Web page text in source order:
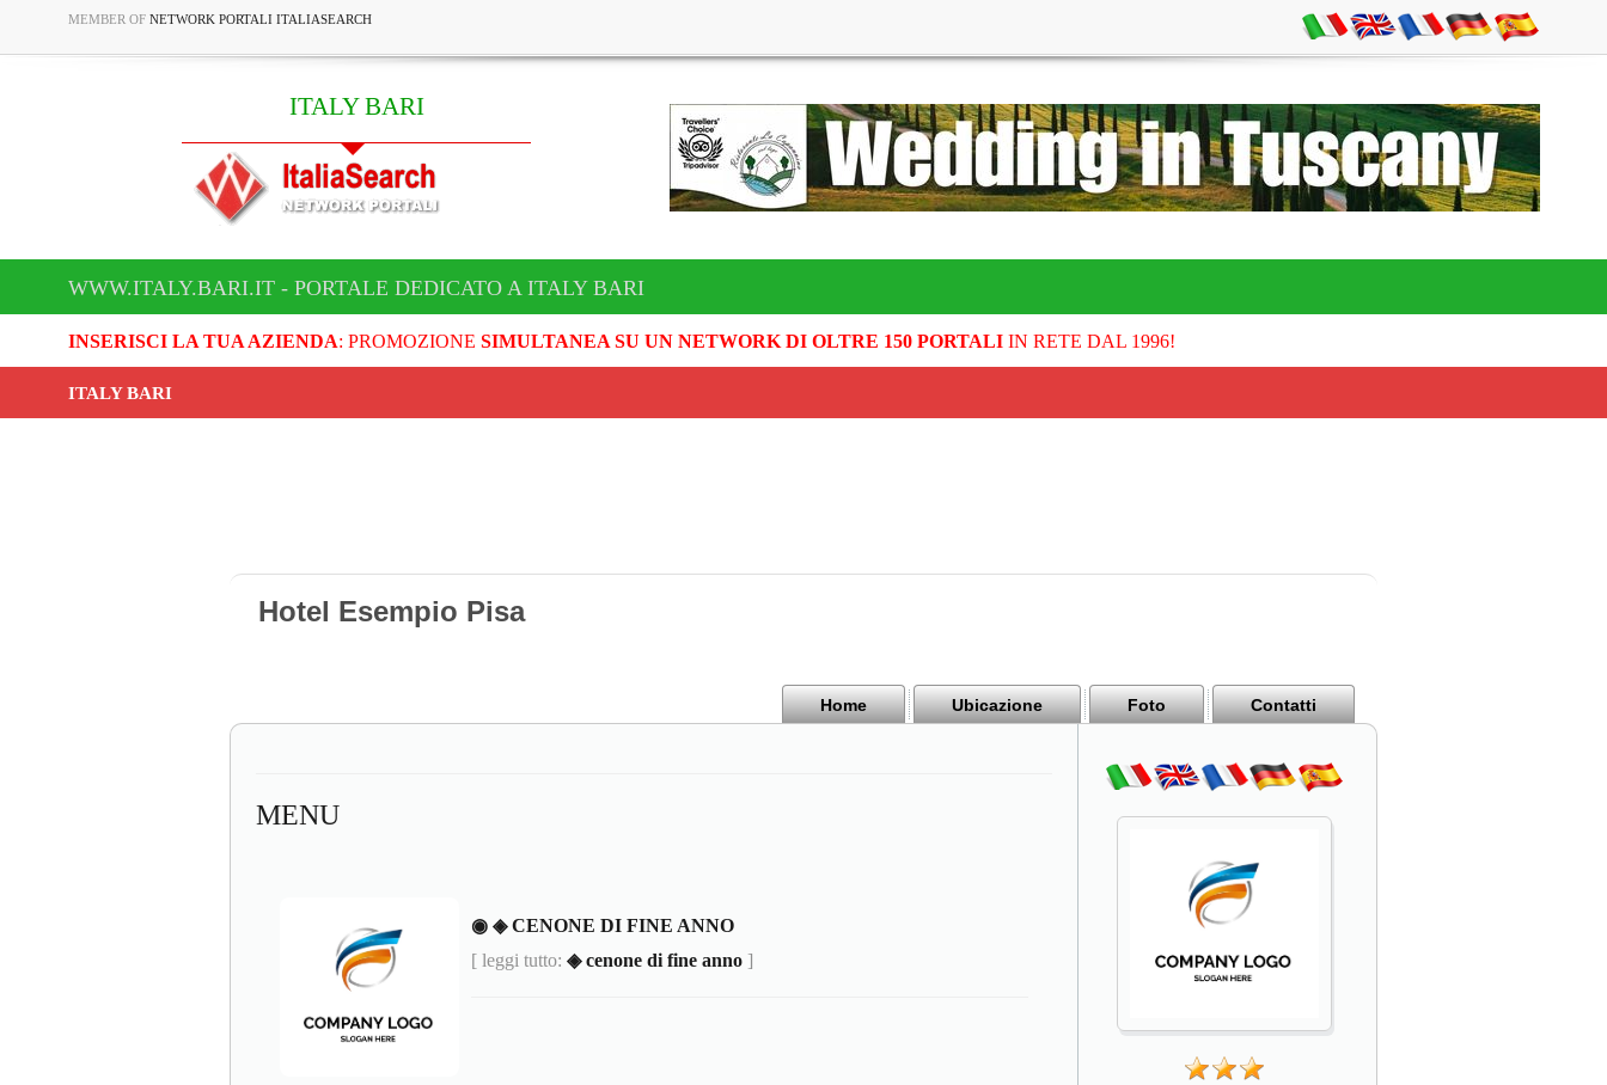
MEMBER OF NETWORK PORTALI ITALIASEARCH
ITALY BARI
WWW.ITALY.BARI.IT - PORTALE DEDICATO A ITALY BARI
INSERISCI LA TUA AZIENDA: PROMOZIONE SIMULTANEA SU UN NETWORK DI OLTRE 150 PORTALIIN RETE DAL 1996!
ITALY BARI
Hotel Esempio Pisa
Home Ubicazione Foto Contatti
MENU
◉ ◈ CENONE DI FINE ANNO
[ leggi tutto: ◈ cenone di fine anno ]